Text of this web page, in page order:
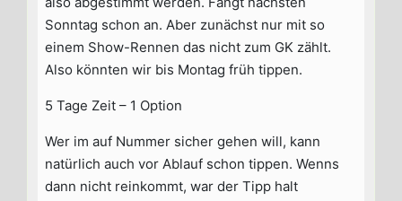
Sonntag schon an. Aber zunächst nur mit so
einem Show-Rennen das nicht zum GK zählt.
Also könnten wir bis Montag früh tippen.
5 Tage Zeit – 1 Option
Wer im auf Nummer sicher gehen will, kann
natürlich auch vor Ablauf schon tippen. Wenns
dann nicht reinkommt, war der Tipp halt